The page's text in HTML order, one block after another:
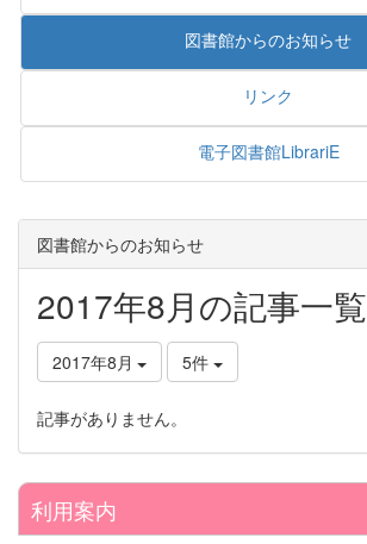
図書館からのお知らせ
リンク
電子図書館LibrariE
図書館からのお知らせ
2017年8月の記事一覧
2017年8月 5件
記事がありません。
利用案内